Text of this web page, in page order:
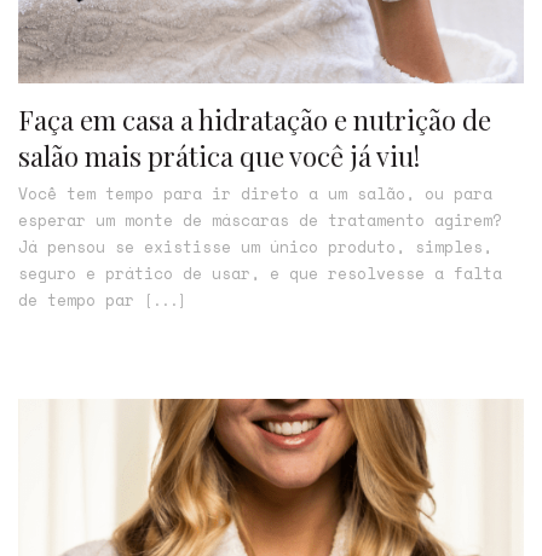
Faça em casa a hidratação e nutrição de
salão mais prática que você já viu!
Você tem tempo para ir direto a um salão, ou para
esperar um monte de máscaras de tratamento agirem?
Já pensou se existisse um único produto, simples,
seguro e prático de usar, e que resolvesse a falta
de tempo par
[...]